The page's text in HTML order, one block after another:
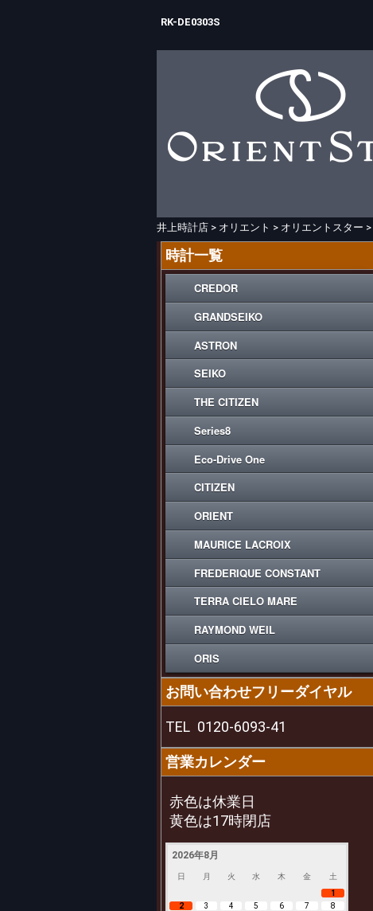
RK-DE0303S
井上時計店 > オリエント > オリエントスター >
時計一覧
CREDOR
GRANDSEIKO
ASTRON
SEIKO
THE CITIZEN
Series8
Eco-Drive One
CITIZEN
ORIENT
MAURICE LACROIX
FREDERIQUE CONSTANT
TERRA CIELO MARE
RAYMOND WEIL
ORIS
お問い合わせフリーダイヤル
TEL 0120-6093-41
営業カレンダー
赤色は休業日
黄色は17時閉店
2026年8月
日 月 火 水 木 金
土
1
2
3 4 5 6 7
8